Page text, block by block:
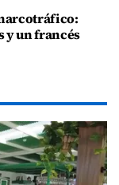
y un francés